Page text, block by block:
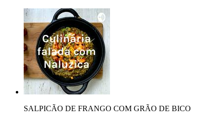
SALPICÃO DE FRANGO COM GRÃO DE BICO